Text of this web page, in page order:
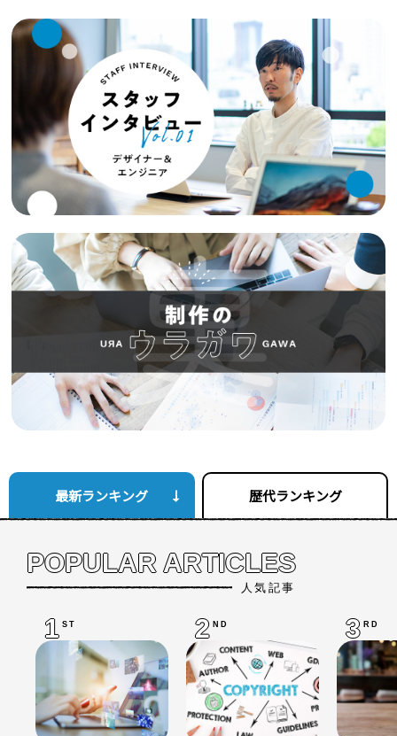
最新ランキング 歴代ランキング
POPULAR ARTICLES
人気記事
1 ST 2 ND 3 RD